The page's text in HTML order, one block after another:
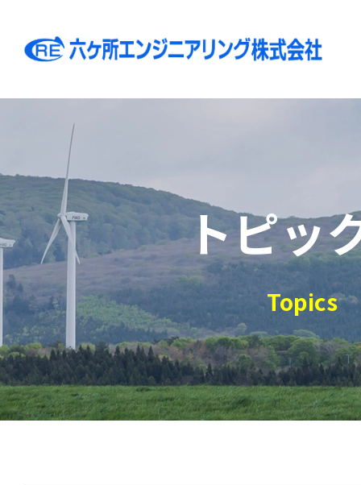
トピッ
Topics